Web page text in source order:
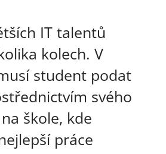
IT talentů
kolech. V
student podat
svého
škole, kde
práce